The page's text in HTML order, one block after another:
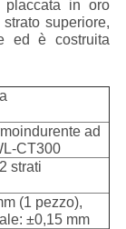
placcata in oro
superiore,
ed è costruita
ad
CT300
strati
(1 pezzo),
±0,15 mm